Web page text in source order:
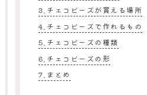
チェコビーズが買える場所
チェコビーズで作れるもの
チェコビーズの種類
チェコビーズの形
まとめ